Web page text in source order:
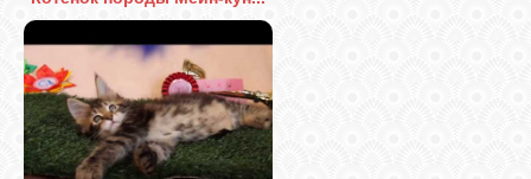
ВХОД
VK